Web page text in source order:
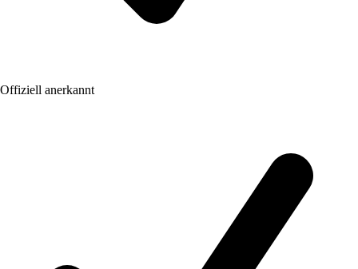
Offiziell anerkannt